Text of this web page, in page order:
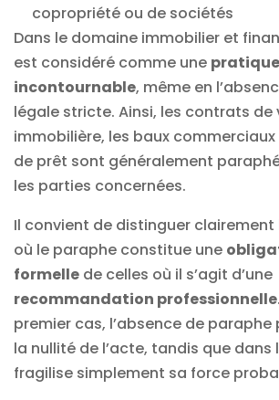
copropriété ou de sociétés
Dans le domaine immobilier et
est considéré comme une
incontournable, même en
légale stricte. Ainsi, les contrats de
immobilière, les baux
de prêt sont généralement
les parties concernées.
Il convient de distinguer
où le paraphe constitue une
formelle de celles où il s’agit d’une
recommandation professionnelle
premier cas, l’absence de
la nullité de l’acte, tandis que dans
fragilise simplement sa force